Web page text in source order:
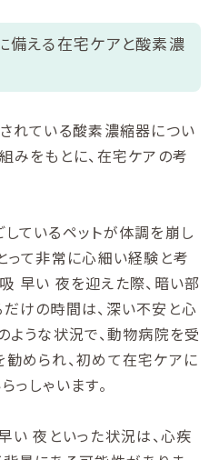
備える在宅ケアと酸素濃
れている酸素濃縮器につい
みをもとに、在宅ケアの考
ているペットが体調を崩し
って非常に心細い経験と考
吸 早い 夜を迎えた際、暗い部
けの時間は、深い不安と心
ような状況で、動物病院を受
められ、初めて在宅ケアに
っしゃいます。
い 夜といった状況は、心疾